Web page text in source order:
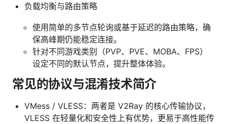
负载均衡与路由策略
使用简单的多节点轮询或基于延迟的路由策略，确
保高峰期仍能稳定连接。
针对不同游戏类别（PVP、PVE、MOBA、FPS）
设定不同的默认节点，提升整体体验。
常见的协议与混淆技术简介
VMess / VLESS：两者是 V2Ray 的核心传输协议，
VLESS 在轻量化和安全性上有优势，更易于高性能传